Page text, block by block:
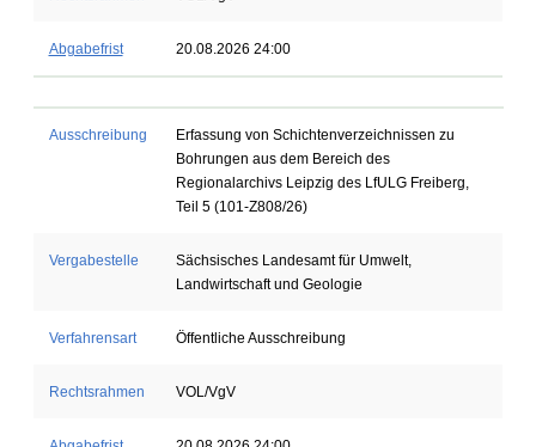
Abgabefrist 20.08.2026 24:00
Ausschreibung
Erfassung von Schichtenverzeichnissen zu
Bohrungen aus dem Bereich des
Regionalarchivs Leipzig des LfULG Freiberg,
Teil 5 (101-Z808/26)
Vergabestelle
Sächsisches Landesamt für Umwelt,
Landwirtschaft und Geologie
Verfahrensart Öffentliche Ausschreibung
Rechtsrahmen VOL/VgV